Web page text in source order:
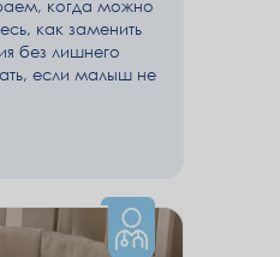
когда можно
как заменить
без лишнего
если малыш не